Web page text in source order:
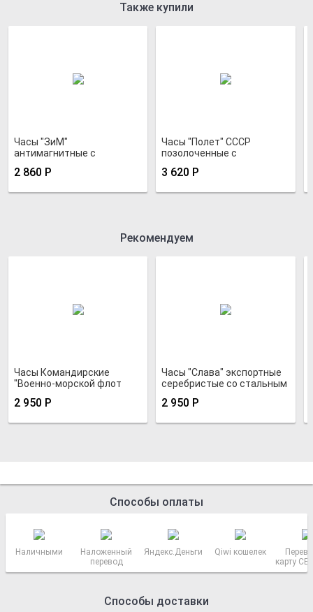
Также купили
Часы "ЗиМ"
антимагнитные с
циферблатом
2 860 Р
Часы "Полет" СССР
позолоченные с
сиреневым циферблатом
3 620 Р
Рекомендуем
Часы Командирские
"Военно-морской флот
2 950 Р
Часы "Слава" экспортные
серебристые со стальным
2 950 Р
Способы оплаты
Наличными
Наложенный
перевод
Яндекс.Деньги Qiwi кошелек
карту
Способы доставки